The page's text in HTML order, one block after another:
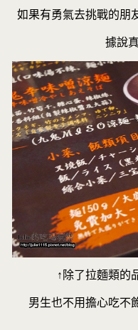
如果有勇氣去挑戰的朋
據說
↑除了拉麵類的
男生也不用擔心吃不